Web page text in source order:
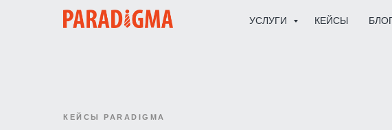
УСЛУГИ КЕЙСЫ
КЕЙСЫ PARADIGMA